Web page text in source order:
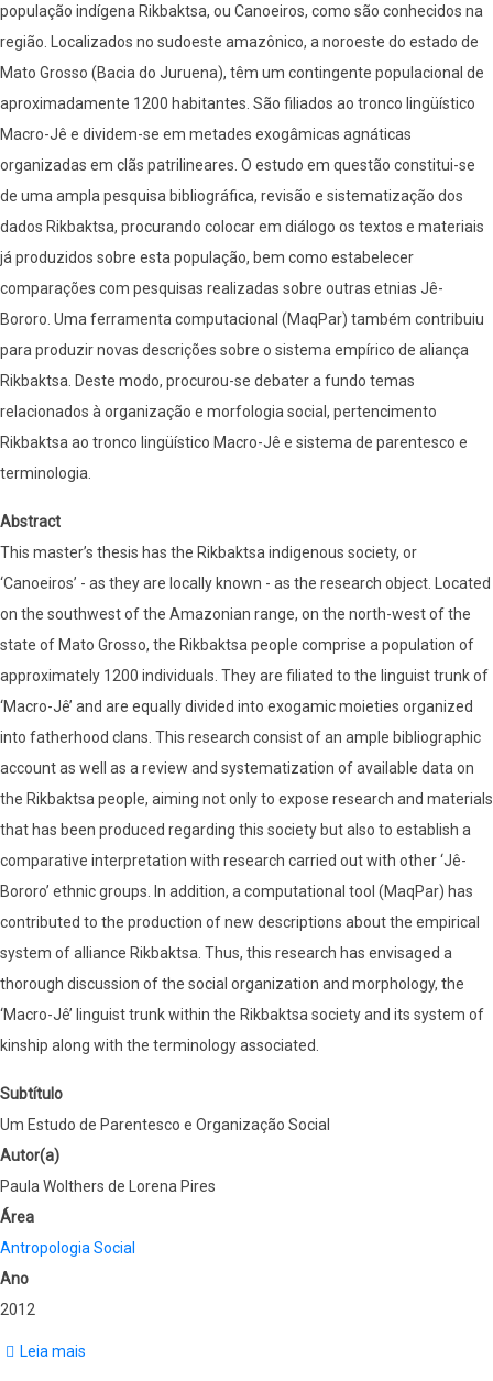
de
Pertencimento:
população indígena Rikbaktsa, ou Canoeiros, como são conhecidos na
região. Localizados no sudoeste amazônico, a noroeste do estado de
Mato Grosso (Bacia do Juruena), têm um contingente populacional de
aproximadamente 1200 habitantes. São filiados ao tronco lingüístico
Macro-Jê e dividem-se em metades exogâmicas agnáticas
organizadas em clãs patrilineares. O estudo em questão constitui-se
de uma ampla pesquisa bibliográfica, revisão e sistematização dos
dados Rikbaktsa, procurando colocar em diálogo os textos e materiais
já produzidos sobre esta população, bem como estabelecer
comparações com pesquisas realizadas sobre outras etnias Jê-
Bororo. Uma ferramenta computacional (MaqPar) também contribuiu
para produzir novas descrições sobre o sistema empírico de aliança
Rikbaktsa. Deste modo, procurou-se debater a fundo temas
relacionados à organização e morfologia social, pertencimento
Rikbaktsa ao tronco lingüístico Macro-Jê e sistema de parentesco e
terminologia.
Abstract
This master’s thesis has the Rikbaktsa indigenous society, or
‘Canoeiros’ - as they are locally known - as the research object. Located
on the southwest of the Amazonian range, on the north-west of the
state of Mato Grosso, the Rikbaktsa people comprise a population of
approximately 1200 individuals. They are filiated to the linguist trunk of
‘Macro-Jê’ and are equally divided into exogamic moieties organized
into fatherhood clans. This research consist of an ample bibliographic
account as well as a review and systematization of available data on
the Rikbaktsa people, aiming not only to expose research and materials
that has been produced regarding this society but also to establish a
comparative interpretation with research carried out with other ‘Jê-
Bororo’ ethnic groups. In addition, a computational tool (MaqPar) has
contributed to the production of new descriptions about the empirical
system of alliance Rikbaktsa. Thus, this research has envisaged a
thorough discussion of the social organization and morphology, the
‘Macro-Jê’ linguist trunk within the Rikbaktsa society and its system of
kinship along with the terminology associated.
Subtítulo
Um Estudo de Parentesco e Organização Social
Autor(a)
Paula Wolthers de Lorena Pires
Área
Antropologia Social
Ano
2012
Leia mais